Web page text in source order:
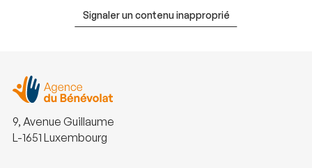
Signaler un contenu inapproprié
9, Avenue Guillaume
L-1651 Luxembourg